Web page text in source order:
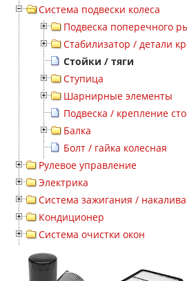
Система подвески колеса
Подвеска поперечного
Стабилизатор / детали
Стойки / тяги
Ступица
Шарнирные элементы
Подвеска / крепление
Балка
Болт / гайка колесная
Рулевое управление
Электрика
Система зажигания /
Кондиционер
Система очистки окон